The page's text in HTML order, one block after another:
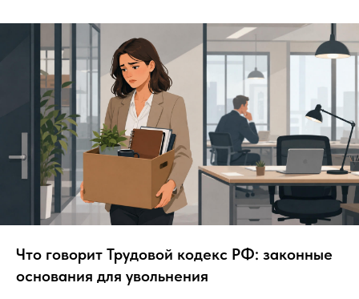
Что говорит Трудовой кодекс РФ: законные
основания для увольнения